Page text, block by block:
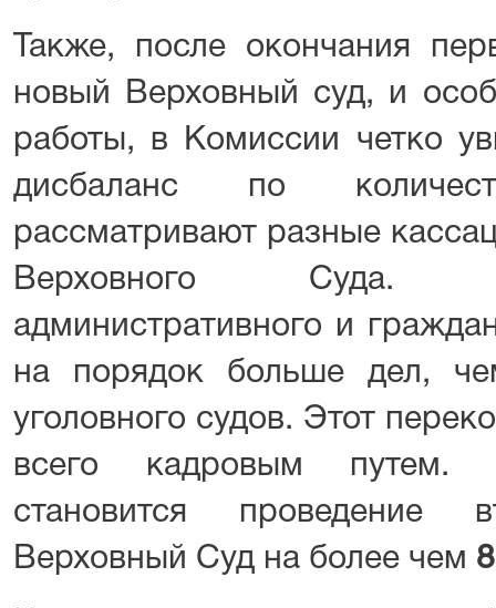
Также, после окончания
новый Верховный суд, и
работы, в Комиссии четко
дисбаланс по
рассматривают разные
Верховного Суда.
административного и
на порядок больше дел,
уголовного судов. Этот
всего кадровым путем.
становится проведение
Верховный Суд на более чем